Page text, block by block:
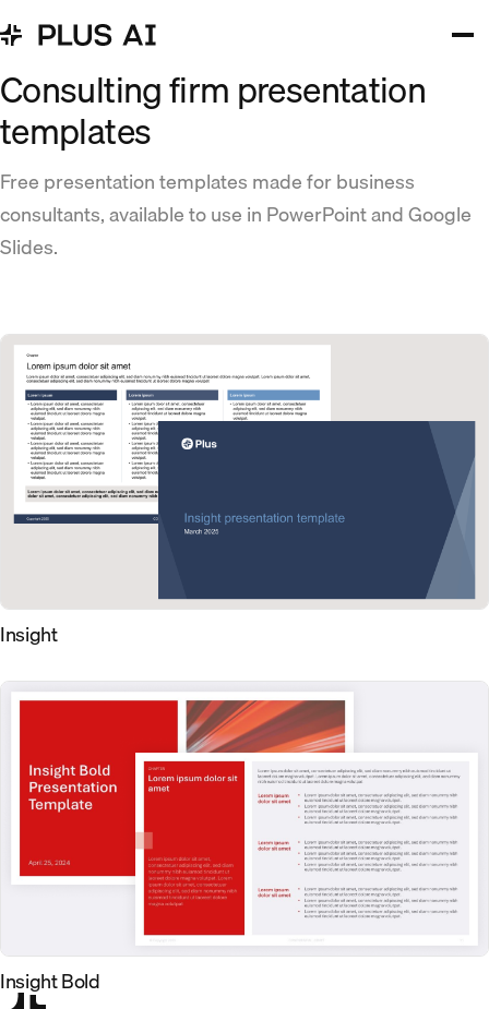
Consulting firm presentation
templates
Free presentation templates made for business
consultants, available to use in PowerPoint and Google
Slides.
Insight
Insight Bold